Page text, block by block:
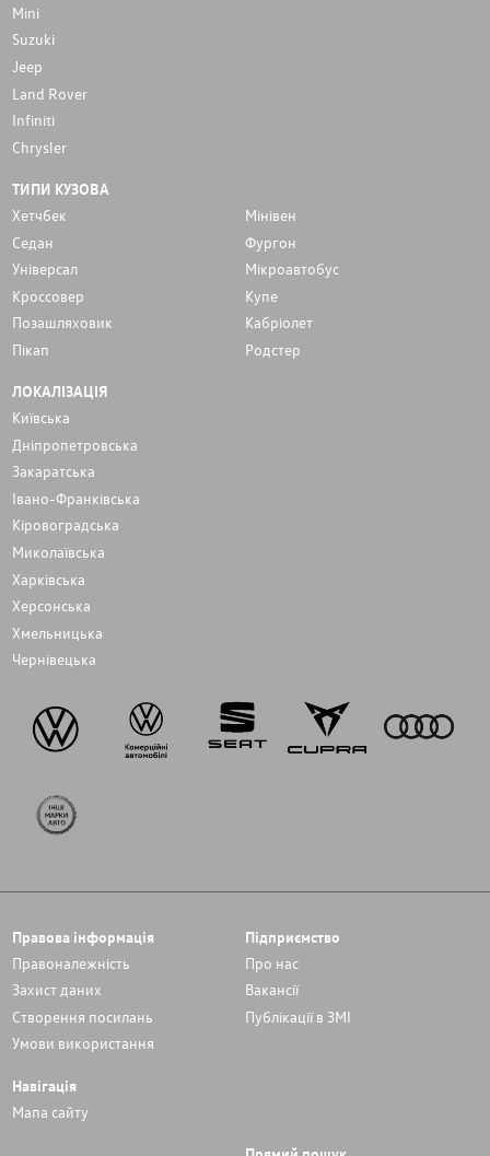
Mini
Suzuki
Jeep
Land Rover
Infiniti
Chrysler
ТИПИ КУЗОВА
Хетчбек
Мінівен
Седан
Фургон
Унiверсал
Мікроавтобус
Кроссовер
Купе
Позашляховик
Кабріолет
Пікап
Родстер
ЛОКАЛІЗАЦІЯ
Київська
Дніпропетровська
Закаратська
Івано-Франківська
Кіровоградська
Миколаївська
Харківська
Херсонська
Хмельницька
Чернівецька
Правова інформація
Правоналежність
Захист даних
Cтворення посилань
Умови використання
Підприємство
Про нас
Вакансії
Публікації в ЗМІ
Навігація
Мапа сайту